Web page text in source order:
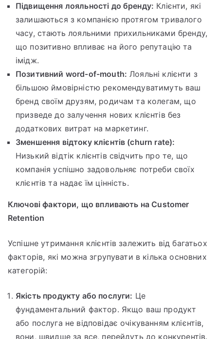
Підвищення лояльності до бренду: Клієнти, які
залишаються з компанією протягом тривалого
часу, стають лояльними прихильниками бренду,
що позитивно впливає на його репутацію та
імідж.
Позитивний word-of-mouth: Лояльні клієнти з
більшою ймовірністю рекомендуватимуть ваш
бренд своїм друзям, родичам та колегам, що
призведе до залучення нових клієнтів без
додаткових витрат на маркетинг.
Зменшення відтоку клієнтів (churn rate):
Низький відтік клієнтів свідчить про те, що
компанія успішно задовольняє потреби своїх
клієнтів та надає їм цінність.
Ключові фактори, що впливають на Customer
Retention
Успішне утримання клієнтів залежить від багатьох
факторів, які можна згрупувати в кілька основних
категорій:
Якість продукту або послуги: Це
фундаментальний фактор. Якщо ваш продукт
або послуга не відповідає очікуванням клієнтів,
вони, швидше за все, перейдуть до конкурентів.